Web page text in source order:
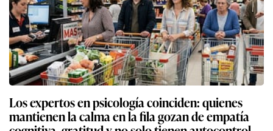
Los expertos en psicología coinciden: quienes
mantienen la calma en la fila gozan de empatía